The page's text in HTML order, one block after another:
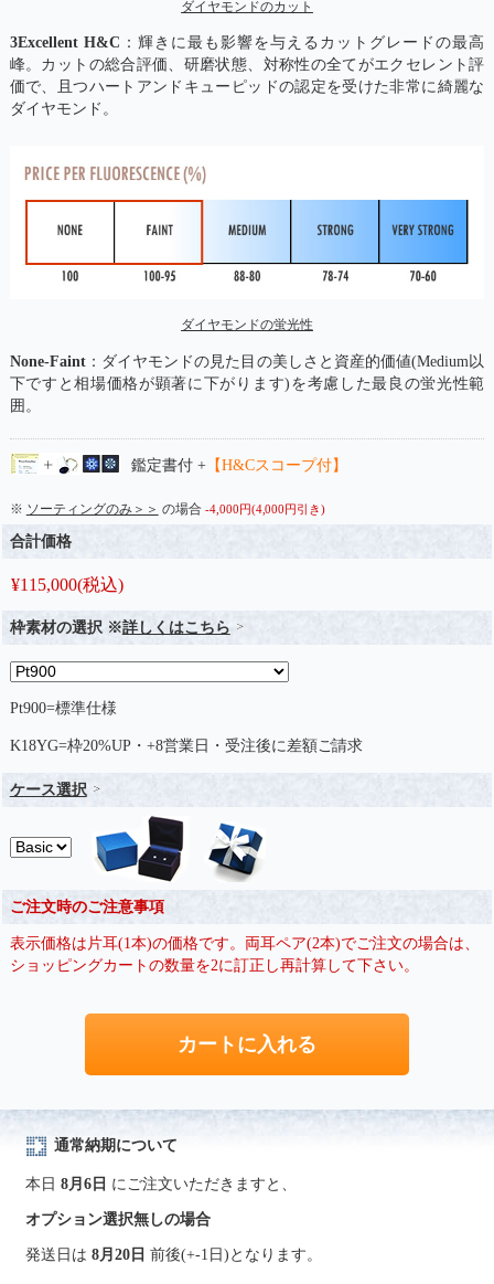
ダイヤモンドのカット
3Excellent H&C ：輝きに最も影響を与えるカットグレードの最高
峰。カットの総合評価、研磨状態、対称性の全てがエクセレント評
価で、且つハートアンドキューピッドの認定を受けた非常に綺麗な
ダイヤモンド。
ダイヤモンドの蛍光性
None-Faint：ダイヤモンドの見た目の美しさと資産的価値(Medium以
下ですと相場価格が顕著に下がります)を考慮した最良の蛍光性範
囲。
鑑定書付 +【H&Cスコープ付】
※ ソーティングのみ＞＞ の場合 -4,000円(4,000円引き)
合計価格
¥115,000(税込)
枠素材の選択 ※詳しくはこちら
Pt900=標準仕様
K18YG=枠20%UP・+8営業日・受注後に差額ご請求
ケース選択
ご注文時のご注意事項
表示価格は片耳(1本)の価格です。両耳ペア(2本)でご注文の場合は、
ショッピングカートの数量を2に訂正し再計算して下さい。
通常納期について
本日 8月6日 にご注文いただきますと、
オプション選択無しの場合
発送日は 8月20日 前後(+-1日)となります。